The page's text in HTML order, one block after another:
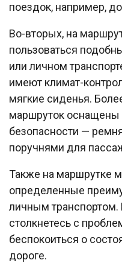
поездок, например,
Во-вторых, на
пользоваться
или личном
имеют климат-
мягкие сиденья.
маршруток оснащены
безопасности —
поручнями для
Также на маршрутке
определенные
личным
столкнетесь с
беспокоиться о
дороге.